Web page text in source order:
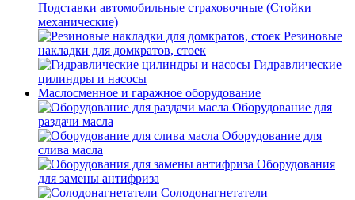
Подставки автомобильные страховочные (Стойки
механические)
Резиновые
накладки для домкратов, стоек
Гидравлические
цилиндры и насосы
Маслосменное и гаражное оборудование
Оборудование для
раздачи масла
Оборудование для
слива масла
Оборудования
для замены антифриза
Солодонагнетатели